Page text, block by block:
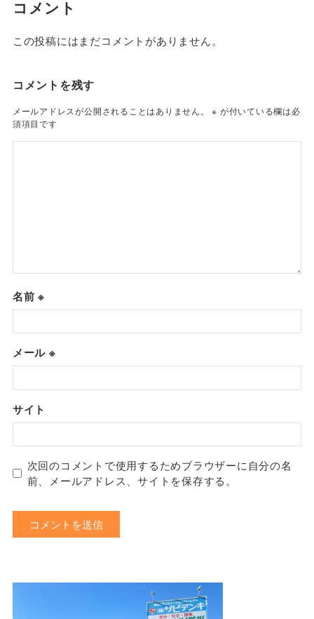
コメント
この投稿にはまだコメントがありません。
コメントを残す
メールアドレスが公開されることはありません。 ※ が付いている欄は必
須項目です
名前※
メール ※
サイト
次回のコメントで使用するためブラウザーに自分の名
前、メールアドレス、サイトを保存する。